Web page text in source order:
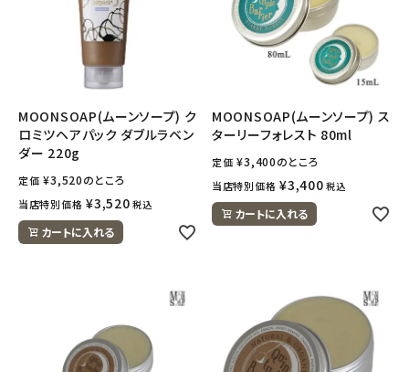
MOONSOAP(ムーンソープ) ク
ロミツヘアパック ダブルラベン
ダー 220g
定価 ¥3,520のところ
当店特別価格 ¥3,520 税込
カートに入れる
MOONSOAP(ムーンソープ) ス
ターリーフォレスト 80ml
定価 ¥3,400のところ
当店特別価格 ¥3,400 税込
カートに入れる